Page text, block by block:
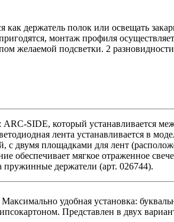
держатель полок или освещать
монтаж профиля
желаемой подсветки. 2
SIDE, который устанавливается
лента устанавливается
двумя площадками для лент
обеспечивает мягкое отраженное
пружинные держатели (арт. 026744).
удобная установка:
Представлен в двух